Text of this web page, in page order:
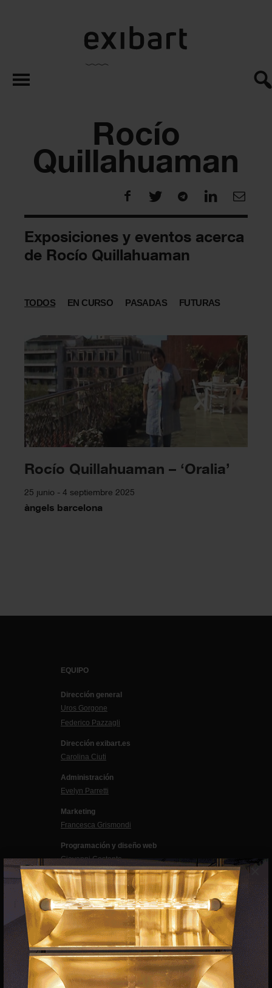
×
exibart.es
Rocío
Quillahuaman
Exposiciones y eventos acerca
de Rocío Quillahuaman
TODOS EN CURSO PASADAS FUTURAS
Rocío Quillahuaman – ‘Oralia’
25 junio - 4 septiembre 2025
àngels barcelona
EQUIPO
Dirección general
Uros Gorgone
Federico Pazzagli
Dirección exibart.es
Carolina Ciuti
Administración
Evelyn Parretti
Marketing
Francesca Grismondi
Programación y diseño web
Giovanni Costante
Marcello Moi
EXIBART SPAIN, S.L.U.